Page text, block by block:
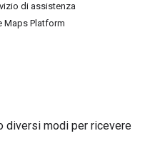
di assistenza
Maps Platform
diversi modi per ricevere